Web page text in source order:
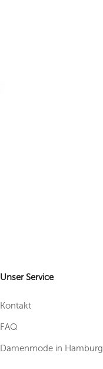
Unser Service
Kontakt
FAQ
Damenmode in Hamburg